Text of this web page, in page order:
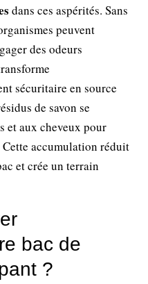
dans ces aspérités. Sans
peuvent
des odeurs
sécuritaire en source
de savon se
et aux cheveux pour
accumulation réduit
et crée un terrain
bac de
?